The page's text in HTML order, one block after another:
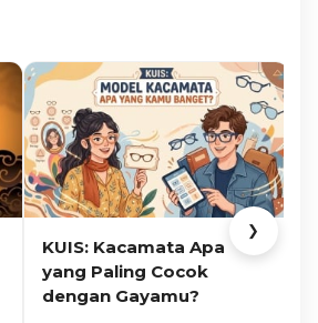
KUIS: Kacamata Apa
yang Paling Cocok
dengan Gayamu?
❯